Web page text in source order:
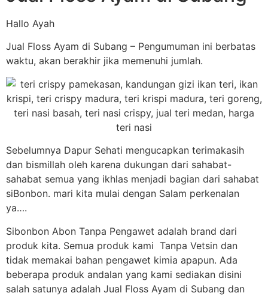
Hallo Ayah
Jual Floss Ayam di Subang – Pengumuman ini berbatas
waktu, akan berakhir jika memenuhi jumlah.
Sebelumnya Dapur Sehati mengucapkan terimakasih
dan bismillah oleh karena dukungan dari sahabat-
sahabat semua yang ikhlas menjadi bagian dari sahabat
siBonbon. mari kita mulai dengan Salam perkenalan
ya….
Sibonbon Abon Tanpa Pengawet adalah brand dari
produk kita. Semua produk kami Tanpa Vetsin dan
tidak memakai bahan pengawet kimia apapun. Ada
beberapa produk andalan yang kami sediakan disini
salah satunya adalah Jual Floss Ayam di Subang dan